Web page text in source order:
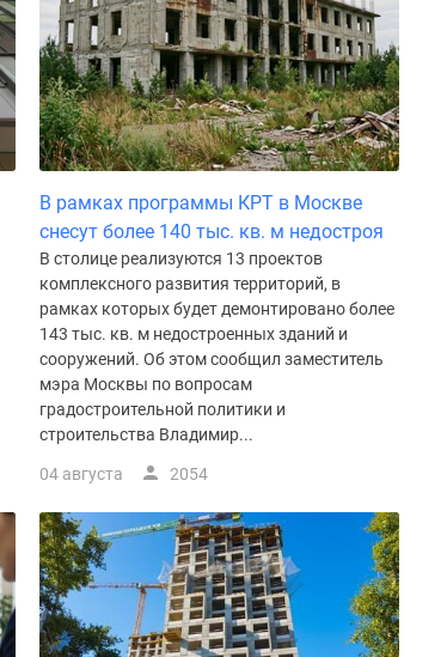
В рамках программы КРТ в Москве
снесут более 140 тыс. кв. м недостроя
В столице реализуются 13 проектов
комплексного развития территорий, в
рамках которых будет демонтировано более
143 тыс. кв. м недостроенных зданий и
сооружений. Об этом сообщил заместитель
мэра Москвы по вопросам
градостроительной политики и
строительства Владимир...
04 августа 2054